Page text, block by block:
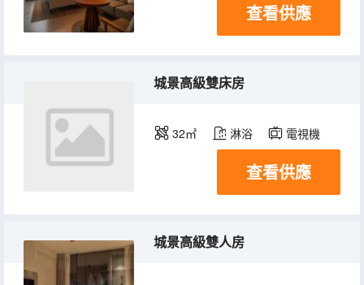
查看供應
城景高級雙床房
32㎡ 淋浴 電視機
查看供應
城景高級雙人房